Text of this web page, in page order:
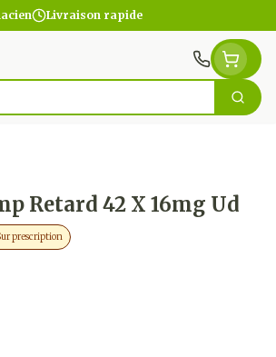
Livraison rapide
Retard 42 X 16mg Ud
prescription